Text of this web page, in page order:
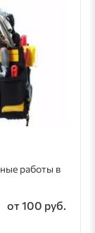
работы в
от 100 руб.